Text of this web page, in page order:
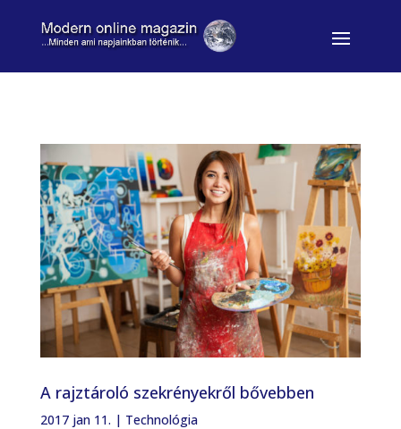
A rajztároló szekrényekről bővebben
2017 jan 11. | Technológia